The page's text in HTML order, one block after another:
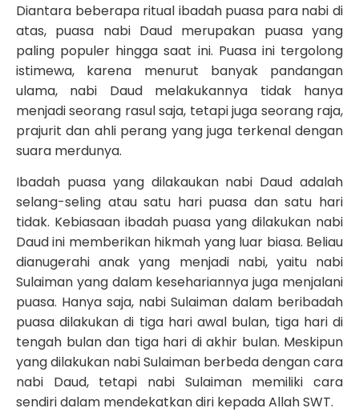
Diantara beberapa ritual ibadah puasa para nabi di
atas, puasa nabi Daud merupakan puasa yang
paling populer hingga saat ini. Puasa ini tergolong
istimewa, karena menurut banyak pandangan
ulama, nabi Daud melakukannya tidak hanya
menjadi seorang rasul saja, tetapi juga seorang raja,
prajurit dan ahli perang yang juga terkenal dengan
suara merdunya.
Ibadah puasa yang dilakaukan nabi Daud adalah
selang-seling atau satu hari puasa dan satu hari
tidak. Kebiasaan ibadah puasa yang dilakukan nabi
Daud ini memberikan hikmah yang luar biasa. Beliau
dianugerahi anak yang menjadi nabi, yaitu nabi
Sulaiman yang dalam kesehariannya juga menjalani
puasa. Hanya saja, nabi Sulaiman dalam beribadah
puasa dilakukan di tiga hari awal bulan, tiga hari di
tengah bulan dan tiga hari di akhir bulan. Meskipun
yang dilakukan nabi Sulaiman berbeda dengan cara
nabi Daud, tetapi nabi Sulaiman memiliki cara
sendiri dalam mendekatkan diri kepada Allah SWT.